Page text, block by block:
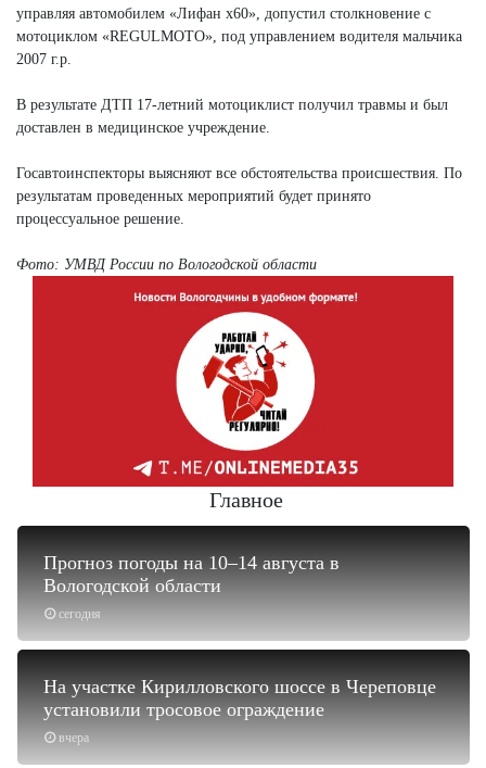
управляя автомобилем «Лифан х60», допустил столкновение с
мотоциклом «REGULMOTO», под управлением водителя мальчика
2007 г.р.
В результате ДТП 17-летний мотоциклист получил травмы и был
доставлен в медицинское учреждение.
Госавтоинспекторы выясняют все обстоятельства происшествия. По
результатам проведенных мероприятий будет принято
процессуальное решение.
Фото: УМВД России по Вологодской области
Главное
сегодня
Прогноз погоды на 10–14 августа в
Вологодской области
вчера
На участке Кирилловского шоссе в Череповце
установили тросовое ограждение